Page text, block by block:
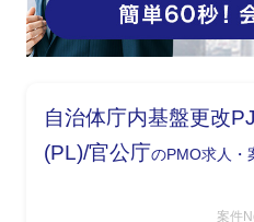
自治体庁内基盤更改
(PL)/官公庁のPMO求人・
案件